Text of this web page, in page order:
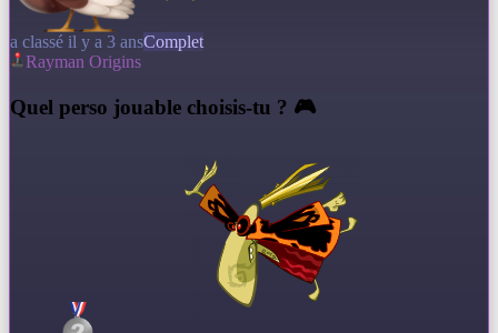
a classé il y a 3 ansComplet
Rayman Origins
Quel perso jouable choisis-tu ? 🎮